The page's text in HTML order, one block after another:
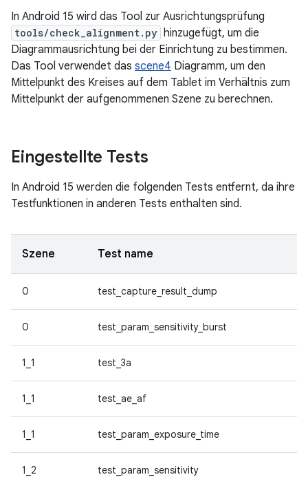
In Android 15 wird das Tool zur Ausrichtungsprüfung
tools/check_alignment.py hinzugefügt, um die
Diagrammausrichtung bei der Einrichtung zu bestimmen.
Das Tool verwendet das scene4 Diagramm, um den
Mittelpunkt des Kreises auf dem Tablet im Verhältnis zum
Mittelpunkt der aufgenommenen Szene zu berechnen.
Eingestellte Tests
In Android 15 werden die folgenden Tests entfernt, da ihre
Testfunktionen in anderen Tests enthalten sind.
Szene Test name
0 test_capture_result_dump
0 test_param_sensitivity_burst
1_1 test_3a
1_1 test_ae_af
1_1 test_param_exposure_time
1_2 test_param_sensitivity